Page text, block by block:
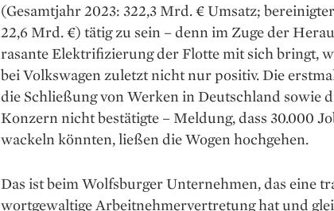
(Gesamtjahr 2023: 322,3 Mrd. € Umsatz;
22,6 Mrd. €) tätig zu sein – denn im Zuge der
rasante Elektri­fizierung der Flotte mit sich bringt,
bei Volkswagen zuletzt nicht nur positiv. Die
die Schließung von Werken in Deutschland sowie
Konzern nicht bestätigte – Meldung, dass 30.000
wackeln könnten, ließen die Wogen hochgehen.
Das ist beim Wolfsburger Unternehmen, das eine
wortgewaltige Arbeitnehmer­vertretung hat und